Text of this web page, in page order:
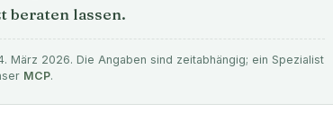
beraten lassen.
März 2026. Die Angaben sind zeitabhängig; ein Spezialist
MCP.